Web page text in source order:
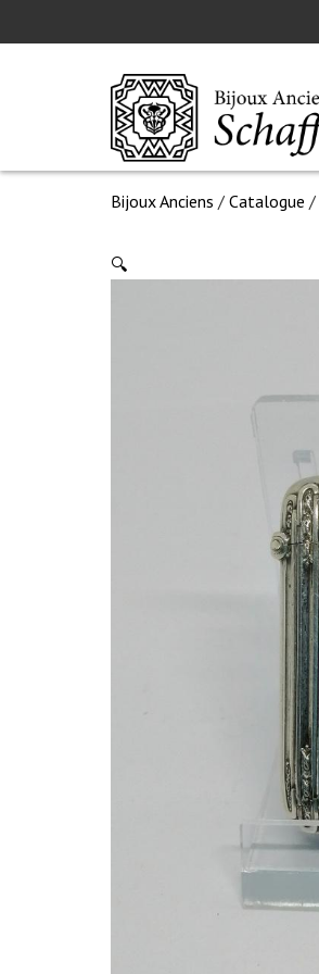
Bijoux Anciens / Catalogue /
🔍